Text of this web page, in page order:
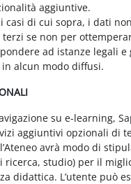
aggiuntive.
casi di cui sopra, i dati
se non per
ad istanze legali
alcun modo diffusi.
su e-learning,
aggiuntivi opzionali di
avrà modo di
ricerca, studio) per il
didattica. L’utente può